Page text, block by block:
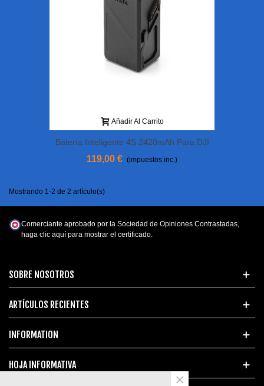
Añadir Al Carrito
Batería Inteligente 4S 2420mAh Para DJI
Avata (!!!pre-Orden!!!)
119,00 € (impuestos inc.)
Mostrando 1-2 de 2 artículo(s)
SOBRE NOSOTROS
ARTÍCULOS RECIENTES
INFORMATION
HOJA INFORMATIVA
Comerciante aprobado por la Sociedad de Opiniones Contrastadas,
haga clic aquí para mostrar el certificado.
×